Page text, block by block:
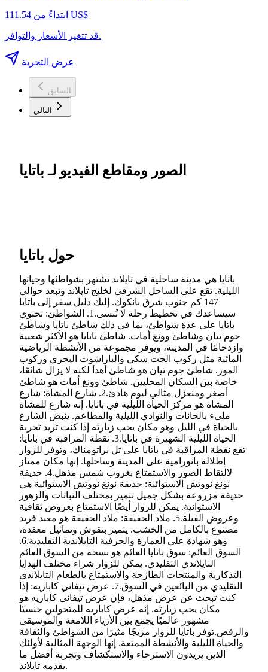
ابتداءً من ‏111.54 US$
قد تتغير الأسعار والتوافر.
عرض التجربة
السابق
التالي
الصور ومقاطع الفيديو لـ باتايا
حول باتايا
باتايا هي مدينة ساحلية في تايلاند تشتهر بشواطئها وحياتها
الليلية. تقع على الساحل الشرقي لخليج تايلاند وتبعد حوالي
147 كم جنوب شرق بانكوك. إليك دليل سفر إلى باتايا
سيساعدك في تخطيط رحلة لا تُنسى.1. الشواطئ: تحتوي
باتايا على عدة شواطئ، بما في ذلك شاطئ باتايا وشاطئ
جوم تيان وشاطئ وونغ أمات. شاطئ باتايا هو الأكثر شعبية
وازدحامًا في المدينة، ويوفر مجموعة من الأنشطة الرياضية
المائية مثل ركوب الجت سكي والباراشوت البحري وركوب
الموز. شاطئ جوم تيان هو شاطئ أهدأ لكنه لا يزال شائعًا،
خاصة بين السكان المحليين. شاطئ وونغ أمات هو شاطئ
أصغر ومنعزل مثالي ليوم هادئ.2. شارع المشاة: شارع
المشاة هو مركز الحياة الليلية في باتايا. إنه شارع للمشاة
مليء بالحانات والنوادي الليلية والمطاعم. ينبض الشارع
بالحياة في الليل وهو مكان يجب زيارته إذا كنت تريد تجربة
الحياة الليلية الشهيرة في باتايا.3. نقطة المراقبة في باتايا:
تقع نقطة المراقبة في باتايا على تل براتومناك، وتوفر للزوار
إطلالة بانورامية على المدينة وساحلها. إنها مكان ممتاز
لالتقاط الصور والاستمتاع بغروب شمس مذهل.4. حديقة
نونغ نووتش الاستوائية: حديقة نونغ نووتش الاستوائية هي
حديقة مزروعة بشكل جميل تتميز بمختلف النباتات والزهور
الاستوائية. يمكن للزوار أيضًا الاستمتاع بعروض ثقافية
وعروض الفيلة.5. ملاذ الحقيقة: ملاذ الحقيقة هو معبد فريد
مصنوع بالكامل من الخشب. يتميز بنقوش وتماثيل معقدة،
وهو شهادة على العمارة والحرفية التايلاندية التقليدية.6.
السوق العائم: سوق باتايا العائم هو نسخة من السوق العائم
التايلاندي التقليدي. يمكن للزوار شراء مختلف الهدايا
التذكارية والمنتجات الطازجة والاستمتاع بالطعام التايلاندي
التقليدي من البائعين في السوق.7. عرض تيفاني كاباريه: إذا
كنت تبحث عن عرض مذهل، فإن عرض تيفاني كاباريه هو
مكان يجب زيارته. إنه عرض كاباريه للمتحولين جنسيًا
مشهور عالميًا يجمع بين الأزياء اللامعة والموسيقى
والرقص.توفر باتايا للزوار مزيجًا مثيرًا من الشواطئ والثقافة
والحياة الليلية والأنشطة الممتعة. إنها الوجهة المثالية لأولئك
الذين يريدون الاسترخاء والاستكشاف وتجربة أفضل ما
يقدمه تايلاند.